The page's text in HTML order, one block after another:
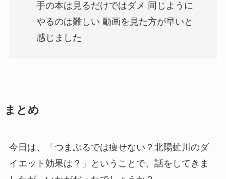
手の本は見るだけではダメ 同じように
やるのは難しい 動画を見た方が早いと
感じました
まとめ
今日は、「つまぷるでは痩せない？北陽虻川のダ
イエット効果は？」ということで、話をしてきま